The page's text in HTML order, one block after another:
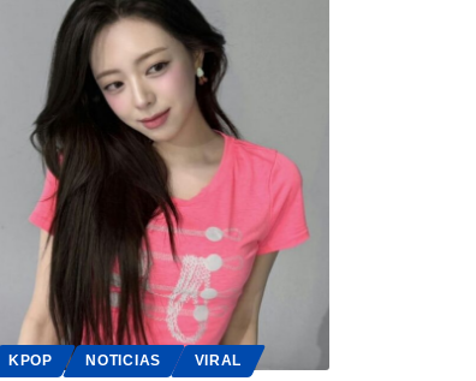
KPOP NOTICIAS VIRAL